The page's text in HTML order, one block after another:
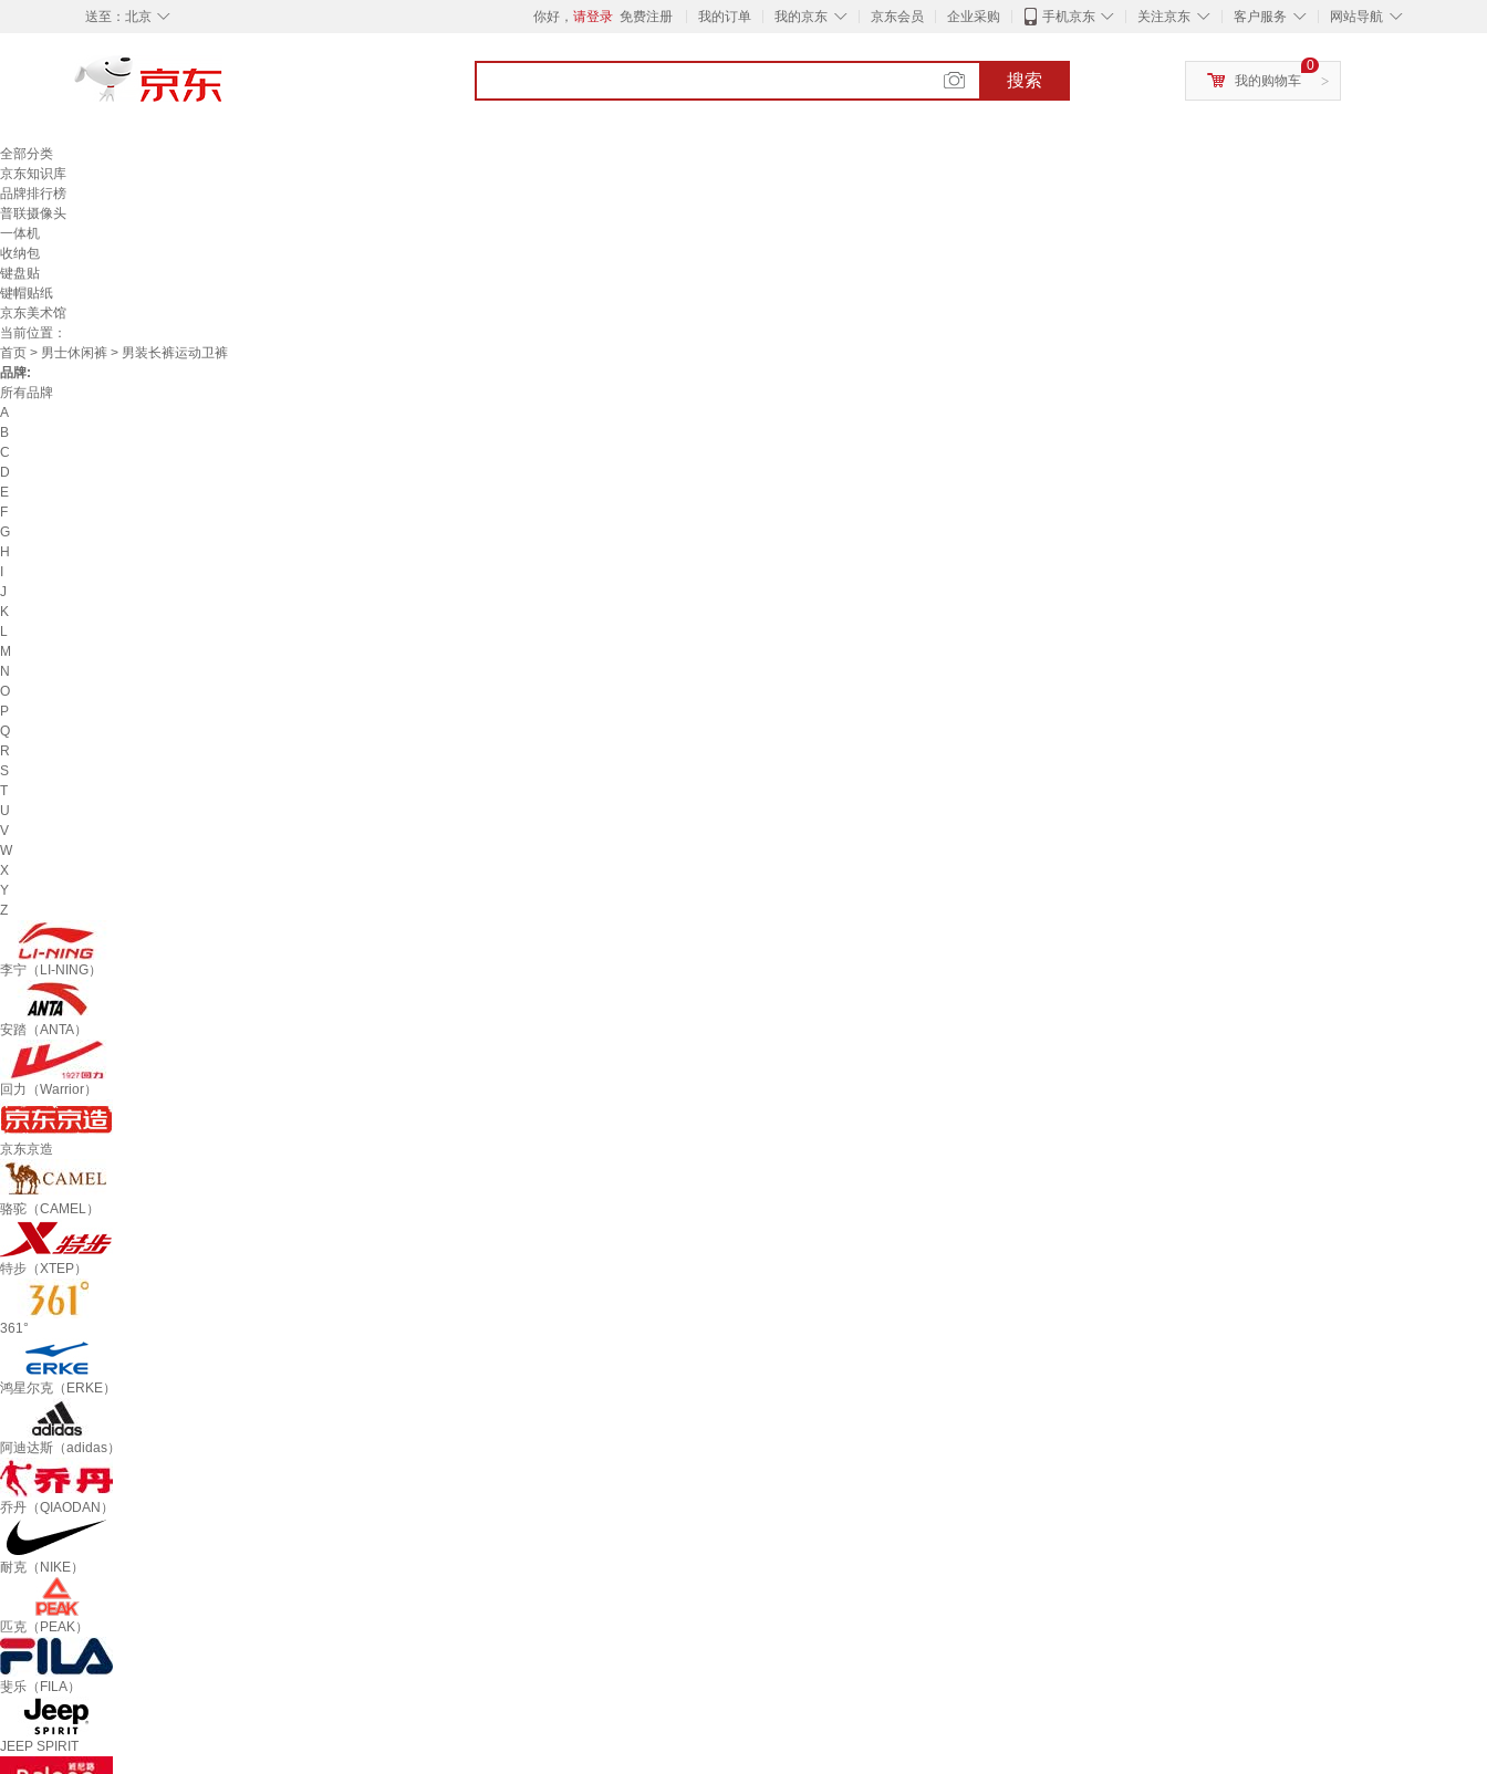
◇
送至： 北京 你好， 请登录 免费注册 我的订单 ◇
我的京东 京东会员 企业采购 ◇
手机京东 ◇
关注京东 ◇
客户服务 ◇
网站导航
搜索 >
0
我的购物车
全部分类
京东知识库
品牌排行榜
普联摄像头
一体机
收纳包
键盘贴
键帽贴纸
京东美术馆
当前位置：
首页 > 男士休闲裤 > 男装长裤运动卫裤
品牌:
所有品牌
A
B
C
D
E
F
G
H
J
K
L
M
N
O
P
Q
R
S
T
U
V
W
X
Y
Z
李宁（LI-NING）
安踏（ANTA）
回力（Warrior）
京东京造
骆驼（CAMEL）
特步（XTEP）
361°
鸿星尔克（ERKE）
阿迪达斯（adidas）
乔丹（QIAODAN）
耐克（NIKE）
匹克（PEAK）
斐乐（FILA）
JEEP SPIRIT